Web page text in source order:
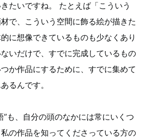
たいですね。 たとえば「こういう
で、こういう空間に飾る絵が描きた
に想像できているものも少なくあり
いだけで、すでに完成しているもの
か作品にするために、すでに集めて
るんです。
”も、自分の頭のなかには常にいくつ
の作品を知ってくださっている方の